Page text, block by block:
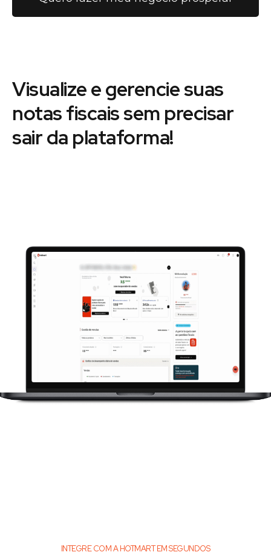
Visualize e gerencie suas
notas fiscais sem precisar
sair da plataforma!
INTEGRE COM A HOTMART EM SEGUNDOS